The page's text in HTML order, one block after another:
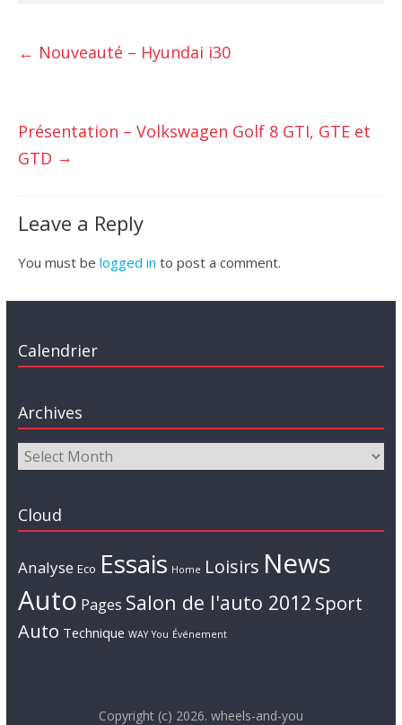
← Nouveauté – Hyundai i30
Présentation – Volkswagen Golf 8 GTI, GTE et
GTD →
Leave a Reply
You must be logged in to post a comment.
Calendrier
Archives
Cloud
Analyse Eco Essais Home Loisirs News
Auto Pages Salon de l'auto 2012 Sport
Auto Technique WAY You Événement
Copyright (c) 2026. wheels-and-you